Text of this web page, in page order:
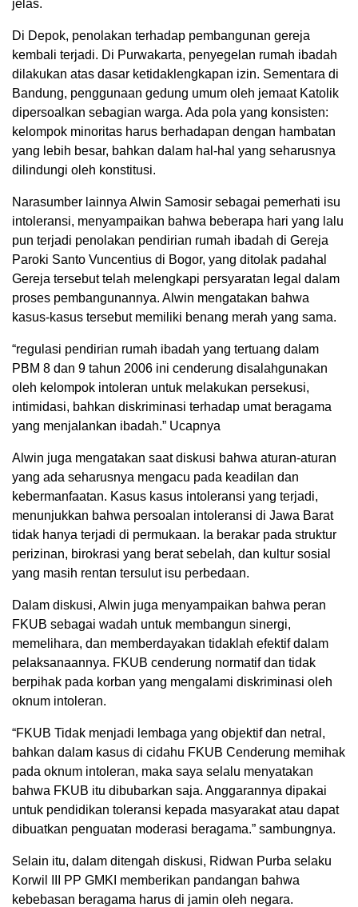
jelas.
Di Depok, penolakan terhadap pembangunan gereja
kembali terjadi. Di Purwakarta, penyegelan rumah ibadah
dilakukan atas dasar ketidaklengkapan izin. Sementara di
Bandung, penggunaan gedung umum oleh jemaat Katolik
dipersoalkan sebagian warga. Ada pola yang konsisten:
kelompok minoritas harus berhadapan dengan hambatan
yang lebih besar, bahkan dalam hal-hal yang seharusnya
dilindungi oleh konstitusi.
Narasumber lainnya Alwin Samosir sebagai pemerhati isu
intoleransi, menyampaikan bahwa beberapa hari yang lalu
pun terjadi penolakan pendirian rumah ibadah di Gereja
Paroki Santo Vuncentius di Bogor, yang ditolak padahal
Gereja tersebut telah melengkapi persyaratan legal dalam
proses pembangunannya. Alwin mengatakan bahwa
kasus-kasus tersebut memiliki benang merah yang sama.
“regulasi pendirian rumah ibadah yang tertuang dalam
PBM 8 dan 9 tahun 2006 ini cenderung disalahgunakan
oleh kelompok intoleran untuk melakukan persekusi,
intimidasi, bahkan diskriminasi terhadap umat beragama
yang menjalankan ibadah.” Ucapnya
Alwin juga mengatakan saat diskusi bahwa aturan-aturan
yang ada seharusnya mengacu pada keadilan dan
kebermanfaatan. Kasus kasus intoleransi yang terjadi,
menunjukkan bahwa persoalan intoleransi di Jawa Barat
tidak hanya terjadi di permukaan. Ia berakar pada struktur
perizinan, birokrasi yang berat sebelah, dan kultur sosial
yang masih rentan tersulut isu perbedaan.
Dalam diskusi, Alwin juga menyampaikan bahwa peran
FKUB sebagai wadah untuk membangun sinergi,
memelihara, dan memberdayakan tidaklah efektif dalam
pelaksanaannya. FKUB cenderung normatif dan tidak
berpihak pada korban yang mengalami diskriminasi oleh
oknum intoleran.
“FKUB Tidak menjadi lembaga yang objektif dan netral,
bahkan dalam kasus di cidahu FKUB Cenderung memihak
pada oknum intoleran, maka saya selalu menyatakan
bahwa FKUB itu dibubarkan saja. Anggarannya dipakai
untuk pendidikan toleransi kepada masyarakat atau dapat
dibuatkan penguatan moderasi beragama.” sambungnya.
Selain itu, dalam ditengah diskusi, Ridwan Purba selaku
Korwil III PP GMKI memberikan pandangan bahwa
kebebasan beragama harus di jamin oleh negara.